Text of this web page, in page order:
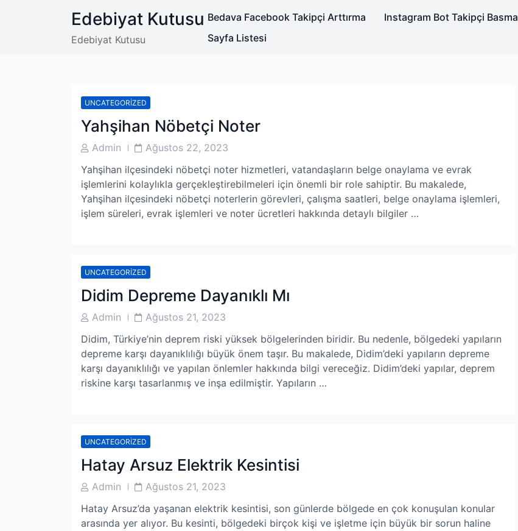
Edebiyat Kutusu
Edebiyat Kutusu
Bedava Facebook Takipçi Arttırma Instagram Bot Takipçi Basma
Sayfa Listesi
UNCATEGORIZED
Yahşihan Nöbetçi Noter
PostAdmin
PostAğustos 22, 2023
Yahşihan ilçesindeki nöbetçi noter hizmetleri, vatandaşların belge onaylama ve evrak
işlemlerini kolaylıkla gerçekleştirebilmeleri için önemli bir role sahiptir. Bu makalede,
Yahşihan ilçesindeki nöbetçi noterlerin görevleri, çalışma saatleri, belge onaylama işlemleri,
işlem süreleri, evrak işlemleri ve noter ücretleri hakkında detaylı bilgiler …
UNCATEGORIZED
Didim Depreme Dayanıklı Mı
PostAdmin
PostAğustos 21, 2023
Didim, Türkiye’nin deprem riski yüksek bölgelerinden biridir. Bu nedenle, bölgedeki yapıların
depreme karşı dayanıklılığı büyük önem taşır. Bu makalede, Didim’deki yapıların depreme
karşı dayanıklılığı ve yapılan önlemler hakkında bilgi vereceğiz. Didim’deki yapılar, deprem
riskine karşı tasarlanmış ve inşa edilmiştir. Yapıların …
UNCATEGORIZED
Hatay Arsuz Elektrik Kesintisi
PostAdmin
PostAğustos 21, 2023
Hatay Arsuz’da yaşanan elektrik kesintisi, son günlerde bölgede en çok konuşulan konular
arasında yer alıyor. Bu kesinti, bölgedeki birçok kişi ve işletme için büyük bir sorun haline